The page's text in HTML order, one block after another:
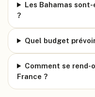
Les Bahamas
?
Quel budget
Comment se rend-
France ?